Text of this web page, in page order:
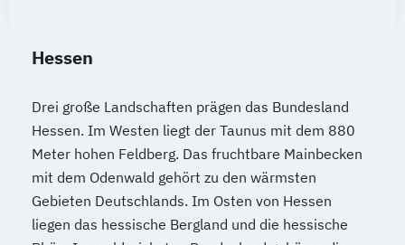
Hessen
Drei große Landschaften prägen das Bundesland
Hessen. Im Westen liegt der Taunus mit dem 880
Meter hohen Feldberg. Das fruchtbare Mainbecken
mit dem Odenwald gehört zu den wärmsten
Gebieten Deutschlands. Im Osten von Hessen
liegen das hessische Bergland und die hessische